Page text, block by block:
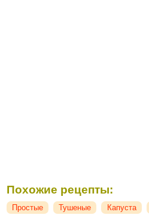
Похожие рецепты:
Простые Тушеные Капуста